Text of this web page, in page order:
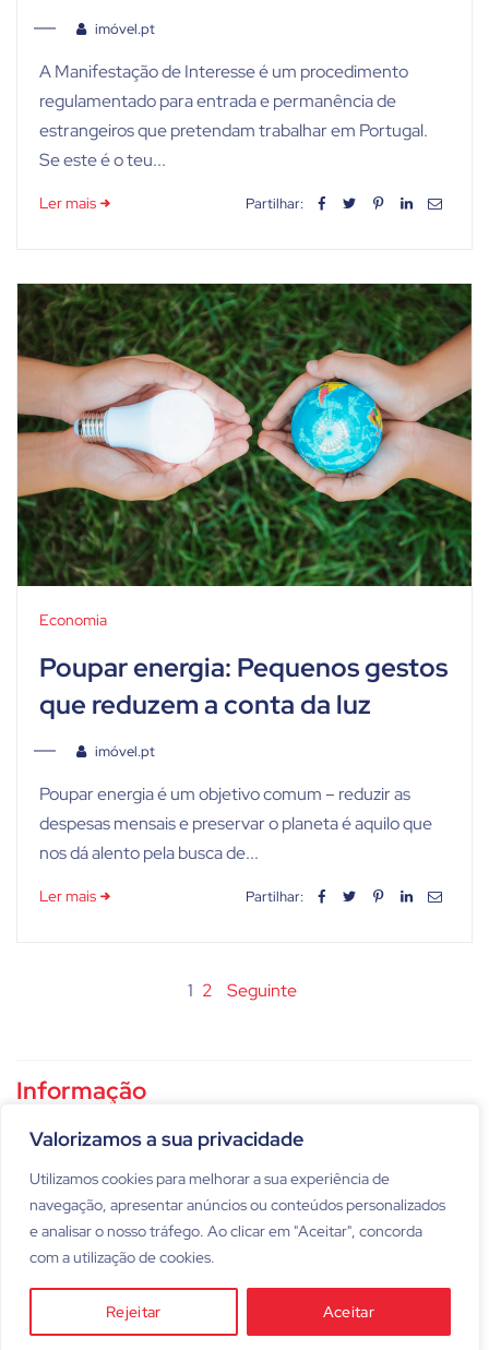
Valorizamos a sua privacidade
Utilizamos cookies para melhorar a sua experiência de
navegação, apresentar anúncios ou conteúdos personalizados
e analisar o nosso tráfego. Ao clicar em "Aceitar", concorda
com a utilização de cookies.
Rejeitar Aceitar
imóvel.pt
A Manifestação de Interesse é um procedimento
regulamentado para entrada e permanência de
estrangeiros que pretendam trabalhar em Portugal.
Se este é o teu...
Ler mais Partilhar:
Economia
Poupar energia: Pequenos gestos
que reduzem a conta da luz
imóvel.pt
Poupar energia é um objetivo comum – reduzir as
despesas mensais e preservar o planeta é aquilo que
nos dá alento pela busca de...
Ler mais Partilhar:
conteúdos
1 2 Seguinte
Informação
Política de privacidade
Condições gerais de utilização
©2026 imóvel.pt